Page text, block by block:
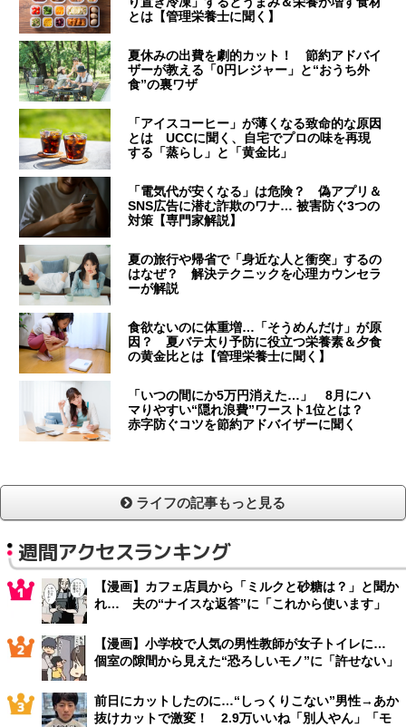
とは【管理栄養士に聞く】
夏休みの出費を劇的カット！ 節約アドバイ
ザーが教える「0円レジャー」と“おうち外
食”の裏ワザ
「アイスコーヒー」が薄くなる致命的な原因
とは UCCに聞く、自宅でプロの味を再現
する「蒸らし」と「黄金比」
「電気代が安くなる」は危険？ 偽アプリ＆
SNS広告に潜む詐欺のワナ… 被害防ぐ3つの
対策【専門家解説】
夏の旅行や帰省で「身近な人と衝突」するの
はなぜ？ 解決テクニックを心理カウンセラ
ーが解説
食欲ないのに体重増…「そうめんだけ」が原
因？ 夏バテ太り予防に役立つ栄養素＆夕食
の黄金比とは【管理栄養士に聞く】
「いつの間にか5万円消えた…」 8月にハ
マりやすい“隠れ浪費”ワースト1位とは？
赤字防ぐコツを節約アドバイザーに聞く
ライフの記事もっと見る
週間アクセスランキング
【漫画】カフェ店員から「ミルクと砂糖は？」と聞か
れ… 夫の“ナイスな返答”に「これから使います」
【漫画】小学校で人気の男性教師が女子トイレに…
個室の隙間から見えた“恐ろしいモノ”に「許せない」
前日にカットしたのに…“しっくりこない”男性→あか
抜けカットで激変！ 2.9万いいね「別人やん」「モ